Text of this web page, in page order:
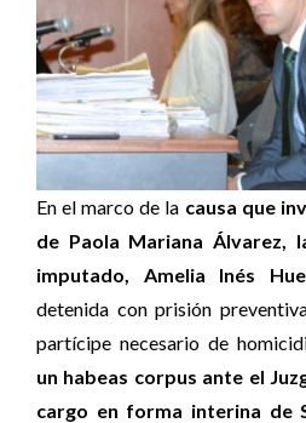
En el marco de la causa que
de Paola Mariana Álvarez,
imputado, Amelia Inés
detenida con prisión
partícipe necesario de
un habeas corpus ante el
cargo en forma interina de